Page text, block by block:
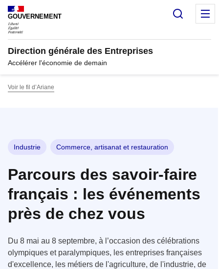
Panneau de gestion des cookies
GOUVERNEMENT
Direction générale des Entreprises
Accélérer l'économie de demain
Voir le fil d’Ariane
Industrie Commerce, artisanat et restauration
Parcours des savoir-faire
français : les événements
près de chez vous
Du 8 mai au 8 septembre, à l’occasion des célébrations
olympiques et paralympiques, les entreprises françaises
d'excellence, les métiers de l'agriculture, de l'industrie, de